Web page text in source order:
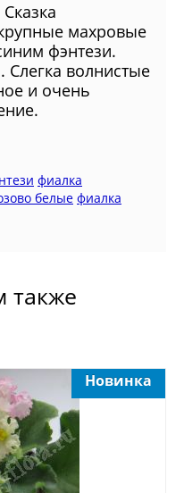
махровые
фэнтези.
Слегка волнистые
и очень
фиалка
белые фиалка
также
Новинка